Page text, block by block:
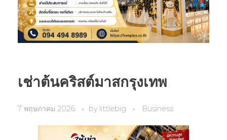
เช่าต้นคริสต์มาสกรุงเทพ
7 พฤษภาคม 2026 by littlebig Business